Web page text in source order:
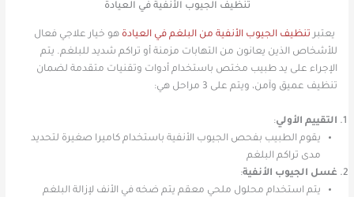
تنظيف الجيوب الأنفية في العيادة
يعتبر تنظيف الجيوب الأنفية من البلغم في العيادة هو خيار علاجي فعال
للأشخاص الذين يعانون من التهابات مزمنة أو تراكم شديد للبلغم. يتم
الإجراء على يد طبيب مختص باستخدام أدوات وتقنيات متقدمة لضمان
تنظيف عميق وآمن، ويتم على 3 مراحل هي:
التقييم الأولي:
يقوم الطبيب بفحص الجيوب الأنفية باستخدام كاميرا صغيرة لتحديد
مدى تراكم البلغم
غسل الجيوب الأنفية:
يتم استخدام محلول ملحي معقم يتم ضخه في الأنف لإزالة البلغم